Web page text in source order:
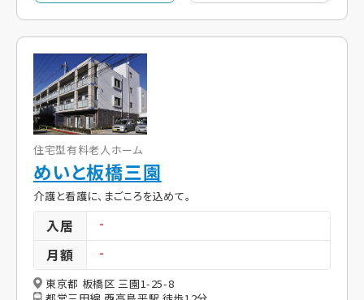
住宅型有料老人ホーム
めいと板橋三園
介護と看護に、まごころを込めて。
入居 -
月額
-
東京都 板橋区 三園1-25-8